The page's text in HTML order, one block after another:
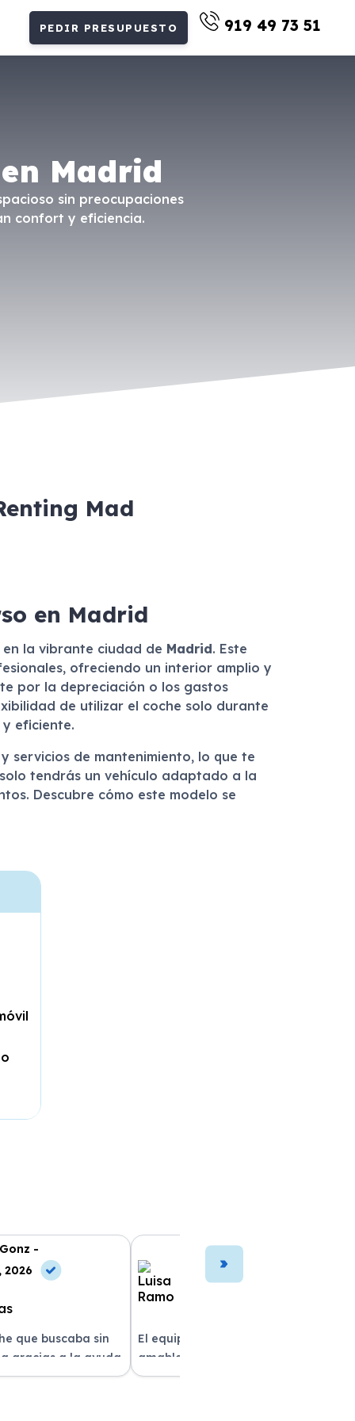
PEDIR PRESUPUESTO 919 49 73 51
Madrid
sin preocupaciones
confort y eficiencia.
Mad
en Madrid
la vibrante ciudad de Madrid. Este
ofreciendo un interior amplio y
por la depreciación o los gastos
de utilizar el coche solo durante
eficiente.
servicios de mantenimiento, lo que te
tendrás un vehículo adaptado a la
Descubre cómo este modelo se
-
2026
que buscaba sin
gracias a la ayuda
al cliente fue
Luisa Ramo -
10 Jun, 2026
El equipo fue muy profesional y
amable durante todo el proceso. La
entrega del vehículo fue rapidísima